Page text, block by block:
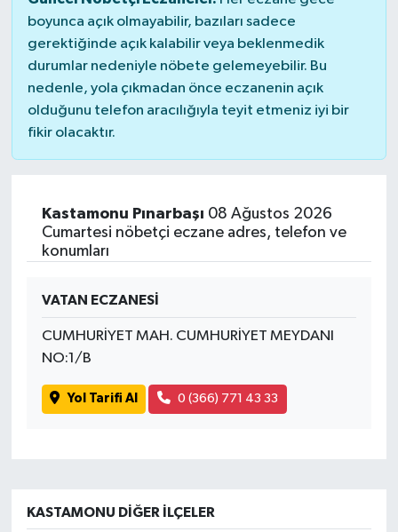
boyunca açık olmayabilir, bazıları sadece
gerektiğinde açık kalabilir veya beklenmedik
durumlar nedeniyle nöbete gelemeyebilir. Bu
nedenle, yola çıkmadan önce eczanenin açık
olduğunu telefon aracılığıyla teyit etmeniz iyi bir
fikir olacaktır.
Kastamonu Pınarbaşı 08 Ağustos 2026
Cumartesi nöbetçi eczane adres, telefon ve
konumları
VATAN ECZANESİ
CUMHURİYET MAH. CUMHURİYET MEYDANI
NO:1/B
Yol Tarifi Al 0 (366) 771 43 33
KASTAMONU DIĞER İLÇELER